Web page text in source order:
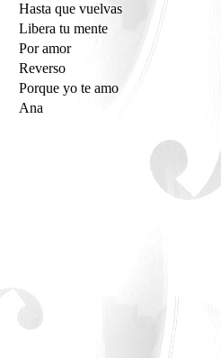
Hasta que vuelvas
Libera tu mente
Por amor
Reverso
Porque yo te amo
Ana